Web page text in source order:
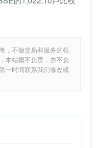
，不做交易和服务的根
本站概不负责，亦不负
一时间联系我们修改或